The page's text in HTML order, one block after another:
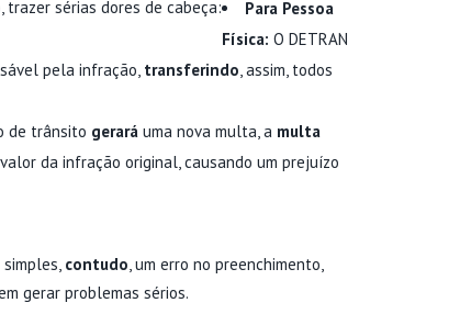
sérias dores de cabeça:
Para Pessoa
Física: O DETRAN
pela infração, transferindo, assim, todos
de trânsito geraráuma nova multa, a multa
da infração original, causando um prejuízo
simples, contudo, um erro no preenchimento,
gerar problemas sérios.